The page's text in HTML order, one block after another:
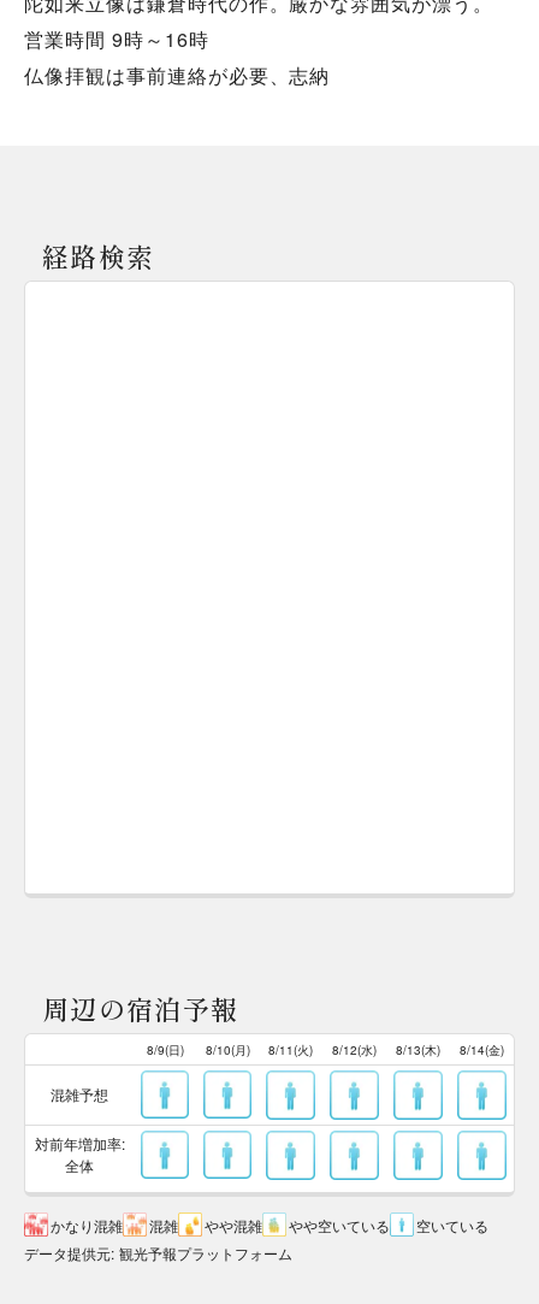
営業時間 9時～16時
仏像拝観は事前連絡が必要、志納
経路検索
周辺の宿泊予報
8/9(日) 8/10(月) 8/11(火) 8/12(水) 8/13(木) 8/14(金)
混雑予想
対前年増加率:
全体
かなり混雑 混雑 やや混雑 やや空いている
空いている
データ提供元: 観光予報プラットフォーム